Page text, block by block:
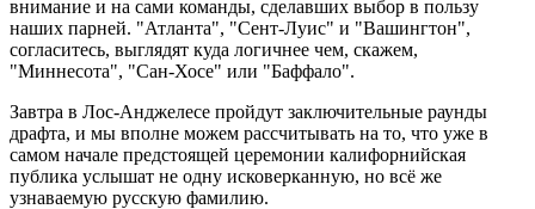
внимание и на сами команды, сделавших выбор в пользу
наших парней. "Атланта", "Сент-Луис" и "Вашингтон",
согласитесь, выглядят куда логичнее чем, скажем,
"Миннесота", "Сан-Хосе" или "Баффало".
Завтра в Лос-Анджелесе пройдут заключительные раунды
драфта, и мы вполне можем рассчитывать на то, что уже в
самом начале предстоящей церемонии калифорнийская
публика услышат не одну исковерканную, но всё же
узнаваемую русскую фамилию.